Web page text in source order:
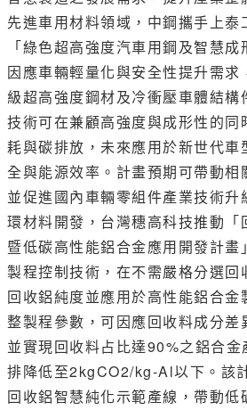
先進車用材料領域，中鋼攜手上泰
「綠色超高強度汽車用鋼及智慧成
因應車輛輕量化與安全性提升需
級超高強度鋼材及冷衝壓車體結構
技術可在兼顧高強度與成形性的同
耗與碳排放，未來應用於新世代車
全與能源效率。計畫預期可帶動相
並促進國內車輛零組件產業技
環材料開發，台灣穗高科技推動「
暨低碳高性能鋁合金應用開發計畫
製程控制技術，在不需嚴格分選回
回收鋁純度並應用於高性能鋁合金
整製程參數，可因應回收料成分差
並實現回收料占比達90%之鋁合
排降低至2kgCO2/kg-Al以下。該
回收鋁智慧純化示範產線，帶動低